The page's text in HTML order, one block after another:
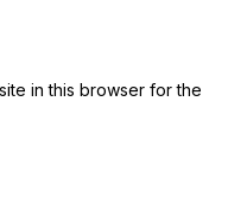
in this browser for the